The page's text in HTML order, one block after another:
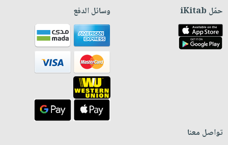
حمّل iKitab وسائل الدفع
تواصل معنا